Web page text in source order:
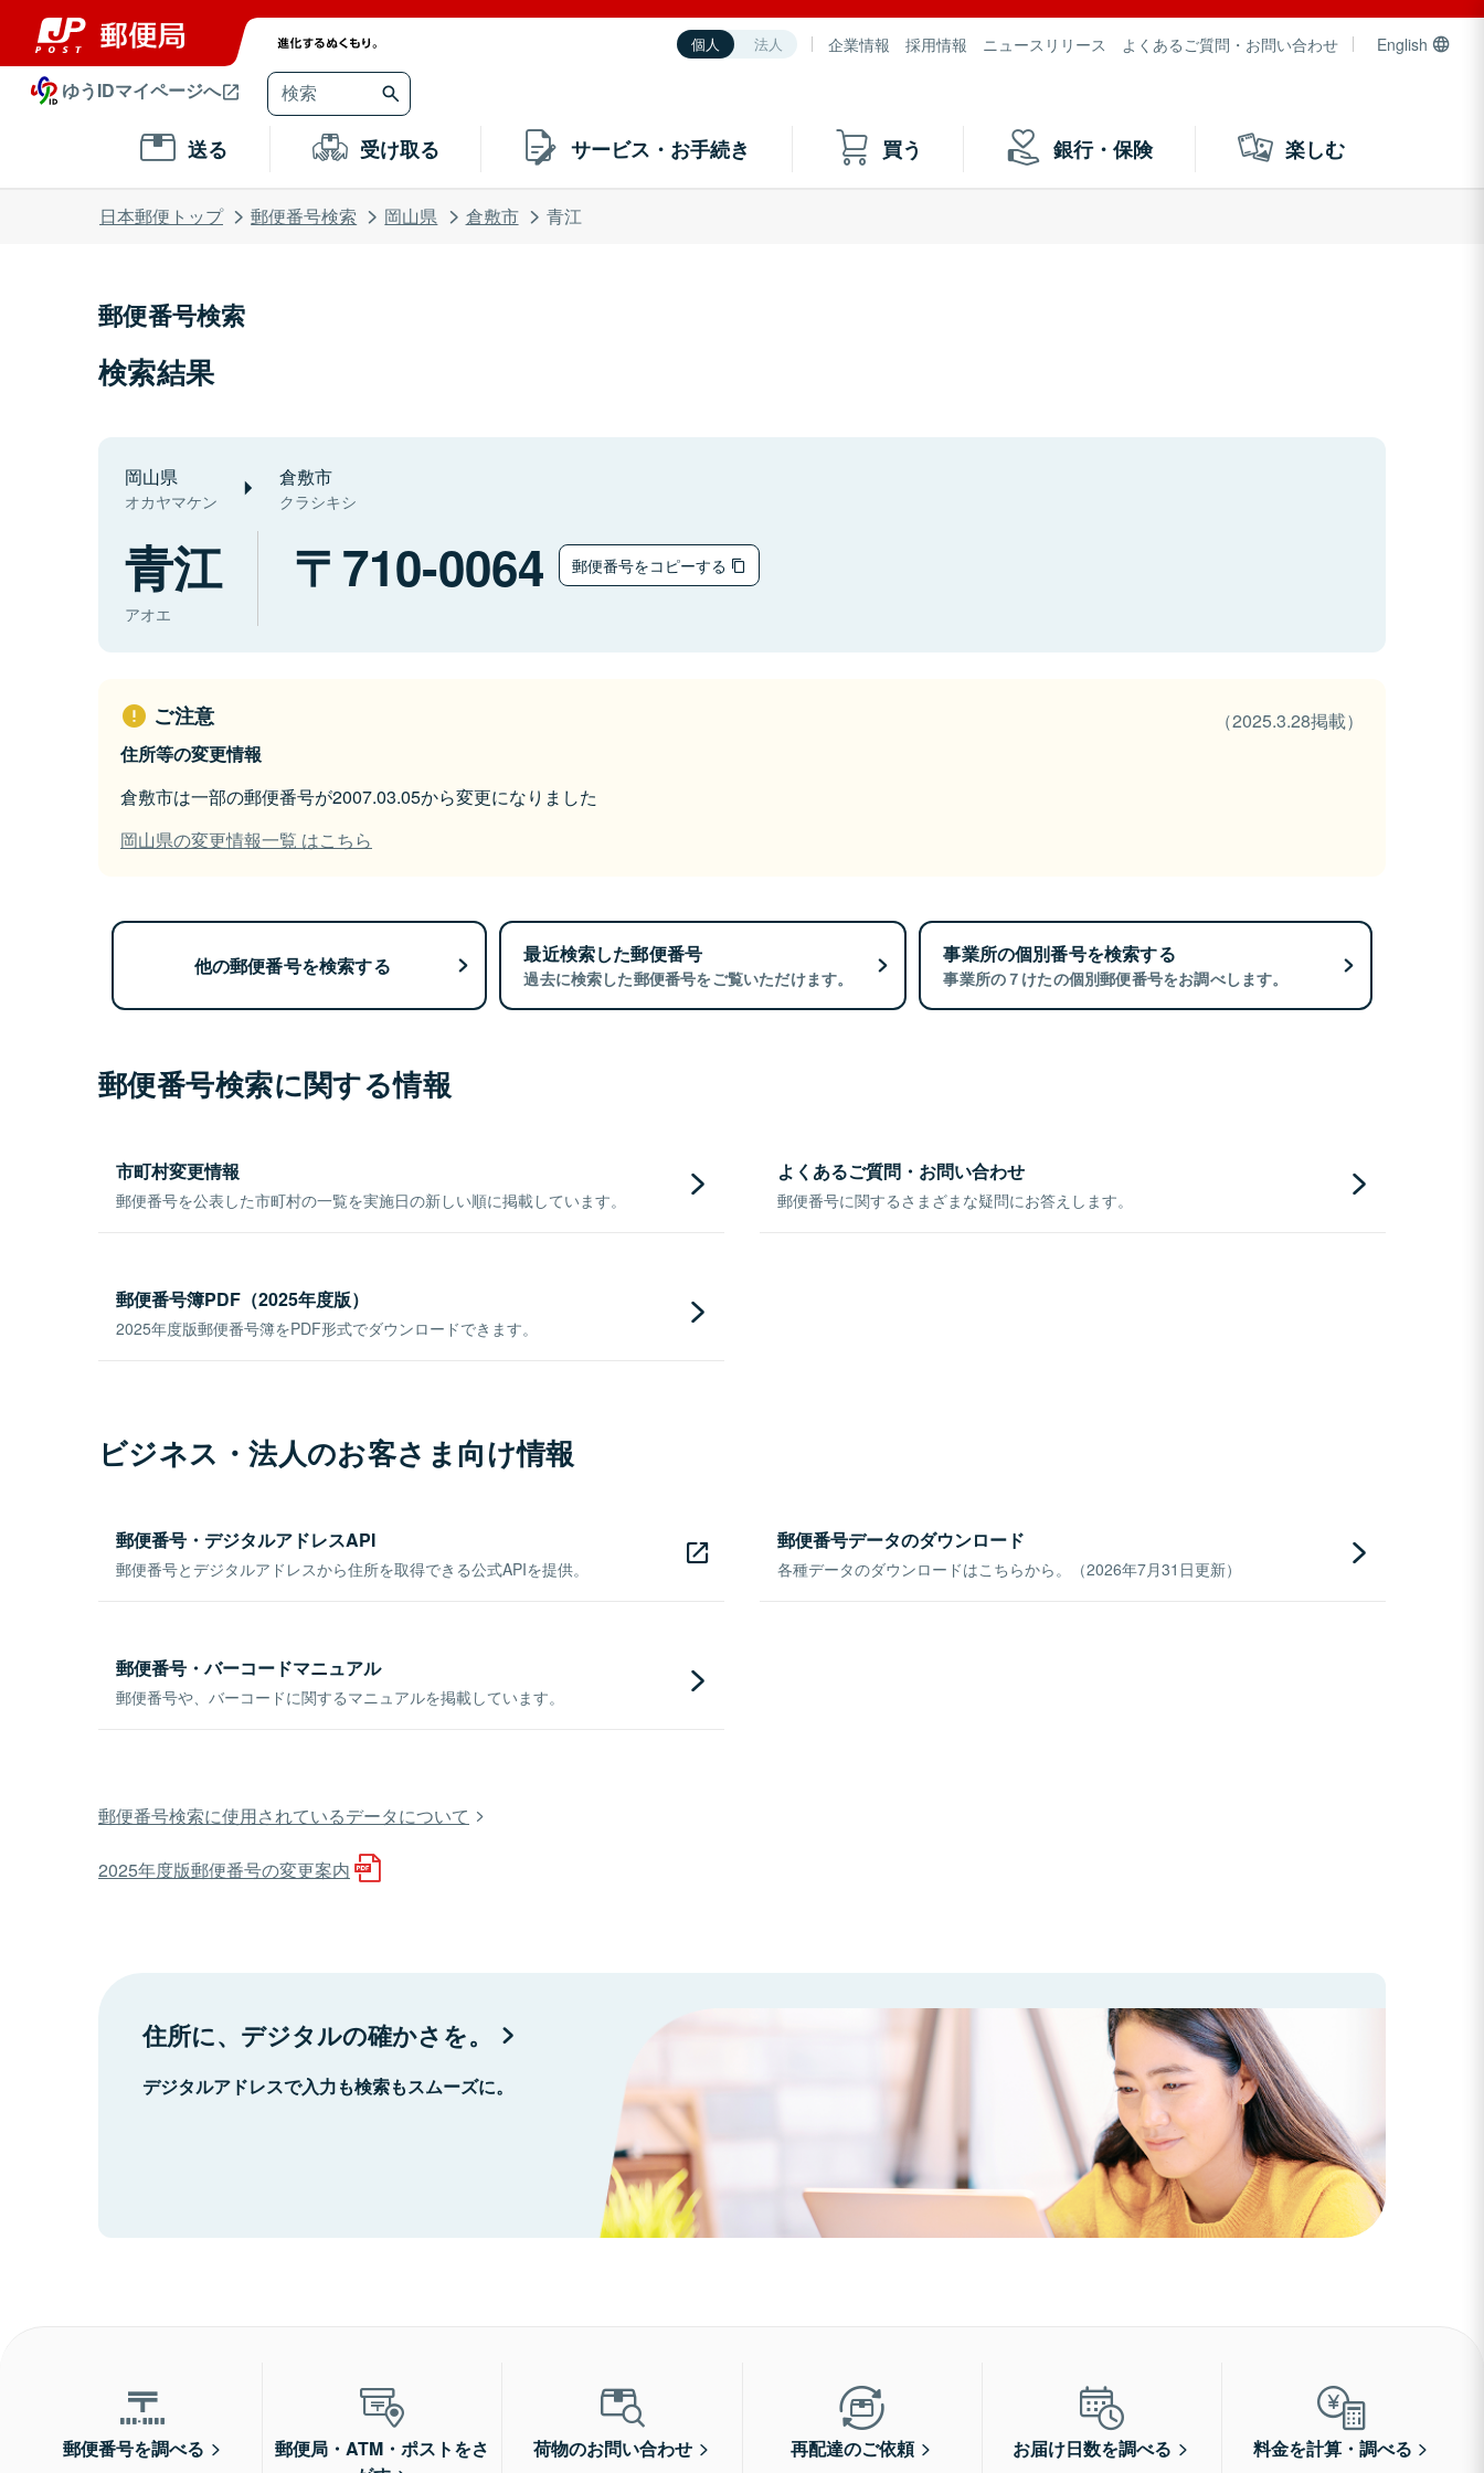
個人 法人 企業情報 採用情報 ニュースリリース よくあるご質問・お問い合わせ English
ゆうIDマイページへ
送る 受け取る サービス・お手続き 買う 銀行・保険 楽しむ
日本郵便トップ 郵便番号検索 岡山県 倉敷市 青江
郵便番号検索
検索結果
岡山県
オカヤマケン
倉敷市
クラシキシ
青江
アオエ
710-0064 郵便番号をコピーする
ご注意
（2025.3.28掲載）
住所等の変更情報
倉敷市は一部の郵便番号が2007.03.05から変更になりました
岡山県の変更情報一覧 はこちら
他の郵便番号を検索する 最近検索した郵便番号
過去に検索した郵便番号をご覧いただけます。
事業所の個別番号を検索する
事業所の７けたの個別郵便番号をお調べします。
郵便番号検索に関する情報
市町村変更情報
郵便番号を公表した市町村の一覧を実施日の新しい順に掲載しています。
よくあるご質問・お問い合わせ
郵便番号に関するさまざまな疑問にお答えします。
郵便番号簿PDF（2025年度版）
2025年度版郵便番号簿をPDF形式でダウンロードできます。
ビジネス・法人のお客さま向け情報
郵便番号・デジタルアドレスAPI
郵便番号とデジタルアドレスから住所を取得できる公式APIを提供。
郵便番号データのダウンロード
各種データのダウンロードはこちらから。（2026年7月31日更新）
郵便番号・バーコードマニュアル
郵便番号や、バーコードに関するマニュアルを掲載しています。
郵便番号検索に使用されているデータについて
2025年度版郵便番号の変更案内
住所に、デジタルの確かさを。
デジタルアドレスで入力も検索もスムーズに。
郵便番号を調べる
郵便局・ATM・ポストをさ
荷物のお問い合わせ 再配達のご依頼 お届け日数を調べる 料金を計算・調べる